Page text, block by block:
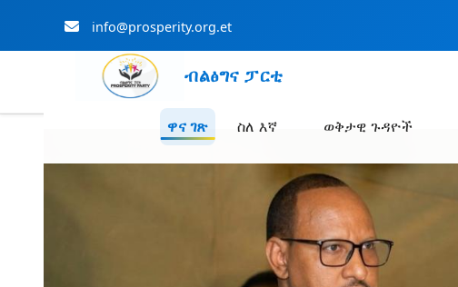
info@prosperity.org.et
ብልፅግና ፓርቲ
ዋና ገጽ ስለ እኛ ወቅታዊ ጉዳዮች